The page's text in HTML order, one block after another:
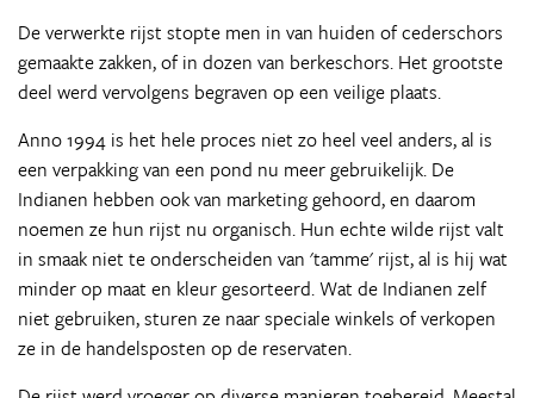
De verwerkte rijst stopte men in van huiden of cederschors
gemaakte zakken, of in dozen van berkeschors. Het grootste
deel werd vervolgens begraven op een veilige plaats.
Anno 1994 is het hele proces niet zo heel veel anders, al is
een verpakking van een pond nu meer gebruikelijk. De
Indianen hebben ook van marketing gehoord, en daarom
noemen ze hun rijst nu organisch. Hun echte wilde rijst valt
in smaak niet te onderscheiden van 'tamme' rijst, al is hij wat
minder op maat en kleur gesorteerd. Wat de Indianen zelf
niet gebruiken, sturen ze naar speciale winkels of verkopen
ze in de handelsposten op de reservaten.